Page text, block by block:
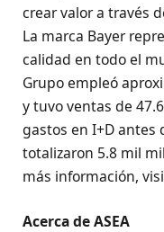
crear valor a través
La marca Bayer
calidad en todo el
Grupo empleó
y tuvo ventas de
gastos en I+D antes
totalizaron 5.8 mil
más información,
Acerca de ASEA